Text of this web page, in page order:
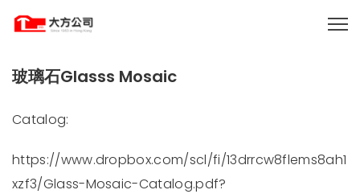
玻璃石Glasss Mosaic
Catalog:
https://www.dropbox.com/scl/fi/13drrcw8flems8ah1
xzf3/Glass-Mosaic-Catalog.pdf?